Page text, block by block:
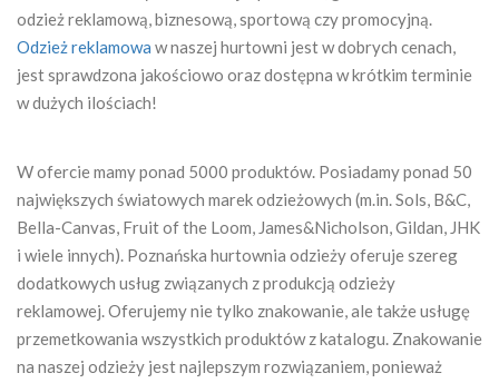
odzież reklamową, biznesową, sportową czy promocyjną.
Odzież reklamowa w naszej hurtowni jest w dobrych cenach,
jest sprawdzona jakościowo oraz dostępna w krótkim terminie
w dużych ilościach!
W ofercie mamy ponad 5000 produktów. Posiadamy ponad 50
największych światowych marek odzieżowych (m.in. Sols, B&C,
Bella-Canvas, Fruit of the Loom, James&Nicholson, Gildan, JHK
i wiele innych). Poznańska hurtownia odzieży oferuje szereg
dodatkowych usług związanych z produkcją odzieży
reklamowej. Oferujemy nie tylko znakowanie, ale także usługę
przemetkowania wszystkich produktów z katalogu. Znakowanie
na naszej odzieży jest najlepszym rozwiązaniem, ponieważ